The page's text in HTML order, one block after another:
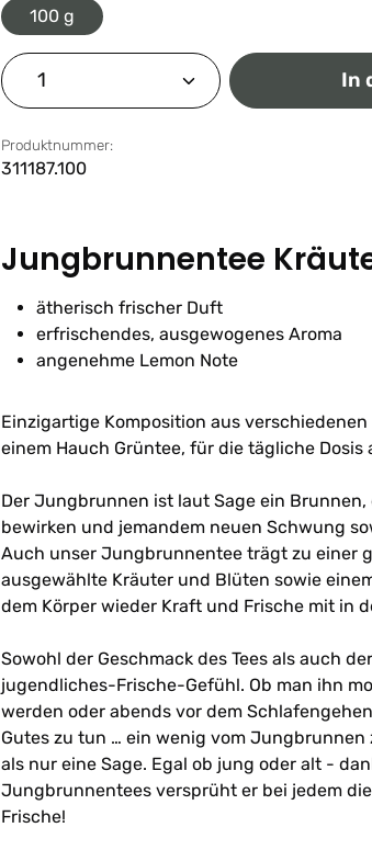
100 g
Produkt Anzahl: Gib den In
Produktnummer:
311187.100
Jungbrunnentee
ätherisch frischer Duft
erfrischendes, ausgewogenes Aroma
angenehme Lemon Note
Einzigartige Komposition aus
einem Hauch Grüntee, für die tägliche Dosis
Der Jungbrunnen ist laut Sage ein Brunnen,
bewirken und jemandem neuen Schwung
Auch unser Jungbrunnentee trägt zu einer
ausgewählte Kräuter und Blüten sowie
dem Körper wieder Kraft und Frische mit in
Sowohl der Geschmack des Tees als auch
jugendliches-Frische-Gefühl. Ob man ihn
werden oder abends vor dem
Gutes zu tun … ein wenig vom Jungbrunnen
als nur eine Sage. Egal ob jung oder alt -
Jungbrunnentees versprüht er bei jedem
Frische!